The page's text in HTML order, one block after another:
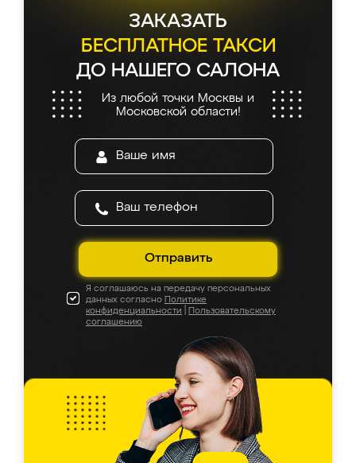
ЗАКАЗАТЬ
БЕСПЛАТНОЕ ТАКСИ
ДО НАШЕГО САЛОНА
Из любой точки Москвы и
Московской области!
Отправить
Я соглашаюсь на передачу персональных
данных согласно Политике
конфиденциальности
Пользовательскому
соглашению